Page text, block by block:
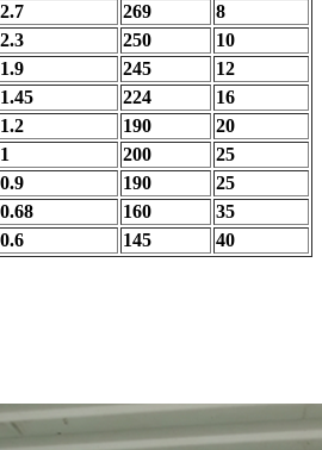
2.7 269
8
2.3 250
10
1.9 245
12
1.45 224
16
1.2 190
20
1 200
25
0.9 190
25
0.68 160
35
0.6 145 40